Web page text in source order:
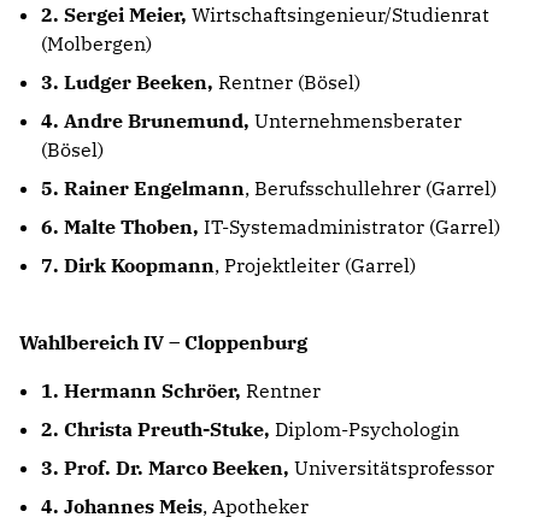
2. Sergei Meier, Wirtschaftsingenieur/Studienrat
(Molbergen)
3. Ludger Beeken, Rentner (Bösel)
4. Andre Brunemund, Unternehmensberater
(Bösel)
5. Rainer Engelmann, Berufsschullehrer (Garrel)
6. Malte Thoben, IT-Systemadministrator (Garrel)
7. Dirk Koopmann, Projektleiter (Garrel)
Wahlbereich IV – Cloppenburg
1. Hermann Schröer, Rentner
2. Christa Preuth-Stuke, Diplom-Psychologin
3. Prof. Dr. Marco Beeken, Universitätsprofessor
4. Johannes Meis, Apotheker